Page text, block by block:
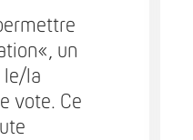
un
le/la
vote. Ce